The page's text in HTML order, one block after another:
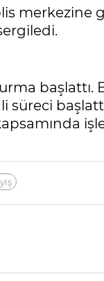
merkezine
başlattı.